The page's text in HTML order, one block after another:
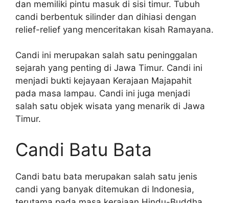
dan memiliki pintu masuk di sisi timur. Tubuh
candi berbentuk silinder dan dihiasi dengan
relief-relief yang menceritakan kisah Ramayana.
Candi ini merupakan salah satu peninggalan
sejarah yang penting di Jawa Timur. Candi ini
menjadi bukti kejayaan Kerajaan Majapahit
pada masa lampau. Candi ini juga menjadi
salah satu objek wisata yang menarik di Jawa
Timur.
Candi Batu Bata
Candi batu bata merupakan salah satu jenis
candi yang banyak ditemukan di Indonesia,